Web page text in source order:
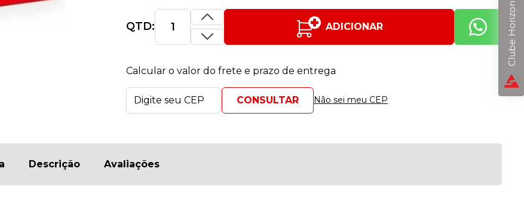
QTD: ADICIONAR
Calcular o valor do frete e prazo de entrega
Não sei meu CEP
Descrição Avaliações
Clube Horizon